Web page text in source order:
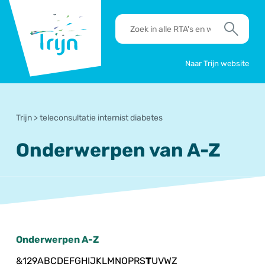
Trijn
RTA's
en
Zoek
Naar Trijn website
Trijn >teleconsultatie internist diabetes
Onderwerpen van A-Z
Onderwerpen A-Z
&129ABCDEFGHIJKLMNOPRSTUVWZ